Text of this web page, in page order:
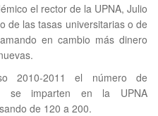
el rector de la UPNA, Julio
de las tasas universitarias o de
en cambio más dinero
2010-2011 el número de
se imparten en la UPNA
de 120 a 200.